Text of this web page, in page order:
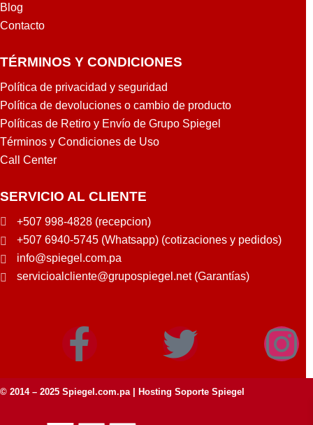
Blog
Contacto
TÉRMINOS Y CONDICIONES
Política de privacidad y seguridad
Política de devoluciones o cambio de producto
Políticas de Retiro y Envío de Grupo Spiegel
Términos y Condiciones de Uso
Call Center
SERVICIO AL CLIENTE
+507 998-4828 (recepcion)
+507 6940-5745 (Whatsapp) (cotizaciones y pedidos)
info@spiegel.com.pa
servicioalcliente@grupospiegel.net (Garantías)
© 2014 – 2025 Spiegel.com.pa | Hosting Soporte Spiegel